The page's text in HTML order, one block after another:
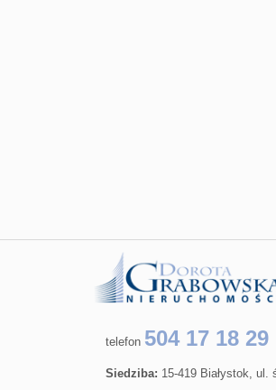
telefon 504 17 18 29
Siedziba: 15-419 Białystok, ul.